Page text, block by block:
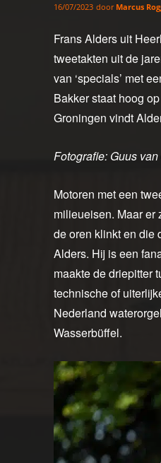
16/07/2023 door Marcus
Frans Alders uit
tweetakten uit de
van ‘specials’ met
Bakker staat hoog
Groningen vindt
Fotografie: Guus
Motoren met een
milieueisen. Maar er
de oren klinkt en die
Alders. Hij is een
maakte de driepitter
technische of
Nederland
Wasserbüffel.